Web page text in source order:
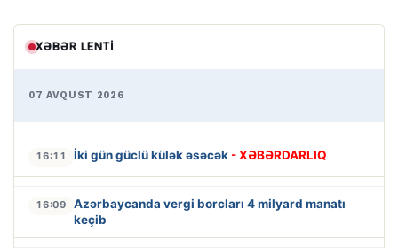
XƏBƏR LENTI
07 AVQUST 2026
16:11 İki gün güclü külək əsəcək - XƏBƏRDARLIQ
16:09
Azərbaycanda vergi borcları 4 milyard manatı
keçib